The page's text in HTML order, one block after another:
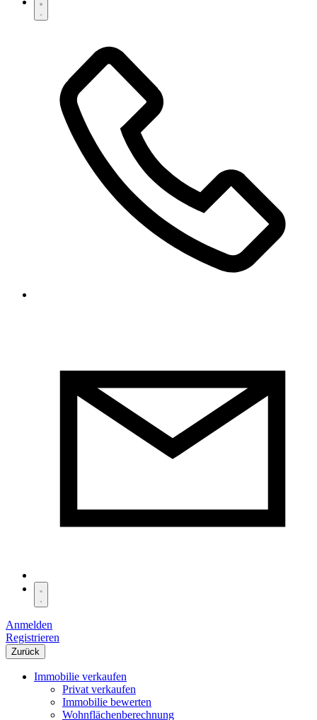
Anmelden
Registrieren
Zurück
Immobilie verkaufen
Privat verkaufen
Immobilie bewerten
Wohnflächenberechnung